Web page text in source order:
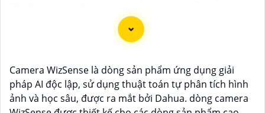
Chắc chắn! Dưới đây là một số tư vấn và giới thiệu về
Camera Giá Rẻ Thiết Bị An Ninh Chính Hãng mà bạn có
thể xem xét:
Camera WizSense là dòng sản phẩm ứng dụng giải
pháp AI độc lập, sử dụng thuật toán tự phân tích hình
ảnh và học sâu, được ra mắt bởi Dahua. dòng camera